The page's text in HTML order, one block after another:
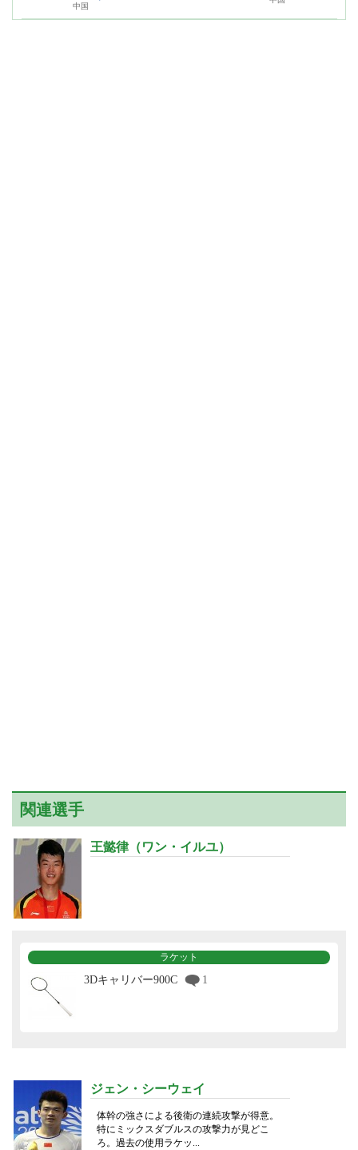
中国
関連選手
王懿律（ワン・イルユ）
ラケット
3Dキャリバー900C 1
ジェン・シーウェイ
体幹の強さによる後衛の連続攻撃が得意。
特にミックスダブルスの攻撃力が見どこ
ろ。過去の使用ラケッ...